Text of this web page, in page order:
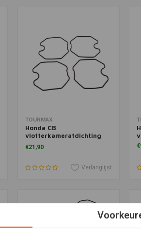
Toevoegen aan winkelwagen
TOURMAX
Honda CB
vlotterkamerafdichting
4.st
€21,90
Verlanglijst